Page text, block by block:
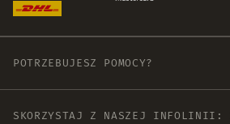
POTRZEBUJESZ POMOCY?
SKORZYSTAJ Z NASZEJ INFOLINII: